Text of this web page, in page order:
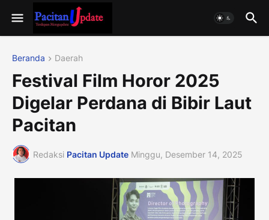
Beranda Daerah
Festival Film Horor 2025
Digelar Perdana di Bibir Laut
Pacitan
Redaksi Pacitan Update Minggu, Desember 14, 2025